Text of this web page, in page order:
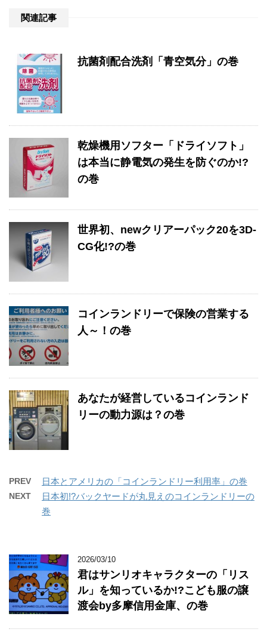
関連記事
抗菌剤配合洗剤「青空気分」の巻
乾燥機用ソフター「ドライソフト」
は本当に静電気の発生を防ぐのか!?
の巻
世界初、newクリアーパック20を3D-
CG化!?の巻
コインランドリーで保険の営業する
人～！の巻
あなたが経営しているコインランド
リーの動力源は？の巻
PREV 日本とアメリカの「コインランドリー利用率」の巻
NEXT
日本初!?バックヤードが丸見えのコインランドリーの
巻
2026/03/10
君はサンリオキャラクターの「リス
ル」を知っているか!?こども服の譲
渡会by多摩信用金庫、の巻